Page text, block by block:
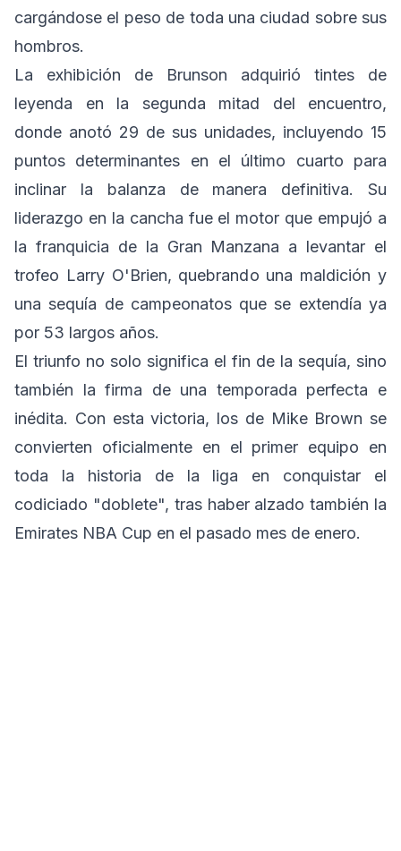
cargándose el peso de toda una ciudad sobre sus
hombros.
La exhibición de Brunson adquirió tintes de
leyenda en la segunda mitad del encuentro,
donde anotó 29 de sus unidades, incluyendo 15
puntos determinantes en el último cuarto para
inclinar la balanza de manera definitiva. Su
liderazgo en la cancha fue el motor que empujó a
la franquicia de la Gran Manzana a levantar el
trofeo Larry O'Brien, quebrando una maldición y
una sequía de campeonatos que se extendía ya
por 53 largos años.
El triunfo no solo significa el fin de la sequía, sino
también la firma de una temporada perfecta e
inédita. Con esta victoria, los de Mike Brown se
convierten oficialmente en el primer equipo en
toda la historia de la liga en conquistar el
codiciado "doblete", tras haber alzado también la
Emirates NBA Cup en el pasado mes de enero.